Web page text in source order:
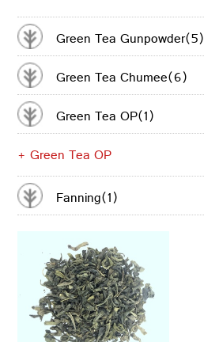
Green Tea Gunpowder(5)
Green Tea Chumee(6)
Green Tea OP(1)
+ Green Tea OP
Fanning(1)
CONTACTER